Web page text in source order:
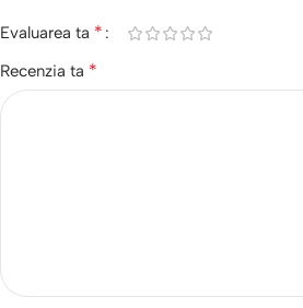
Evaluarea ta *
Recenzia ta *